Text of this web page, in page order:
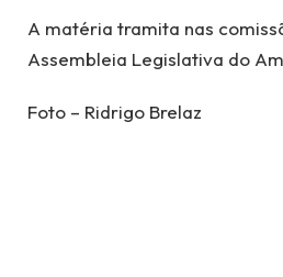
A matéria tramita nas
Assembleia Legislativa do
Foto – Ridrigo Brelaz